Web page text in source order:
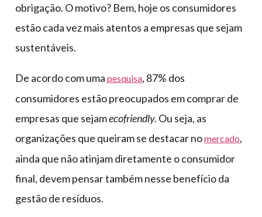
obrigação. O motivo? Bem, hoje os consumidores
estão cada vez mais atentos a empresas que sejam
sustentáveis.
De acordo com uma pesquisa, 87% dos
consumidores estão preocupados em comprar de
empresas que sejamecofriendly. Ou seja, as
organizações que queiram se destacar nomercado,
ainda que não atinjam diretamente o consumidor
final, devem pensar também nesse benefício da
gestão de resíduos.